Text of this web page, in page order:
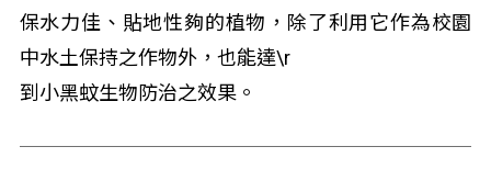
保水力佳、貼地性夠的植物，除了利用它作為校園
中水土保持之作物外，也能達\r
到小黑蚊生物防治之效果。